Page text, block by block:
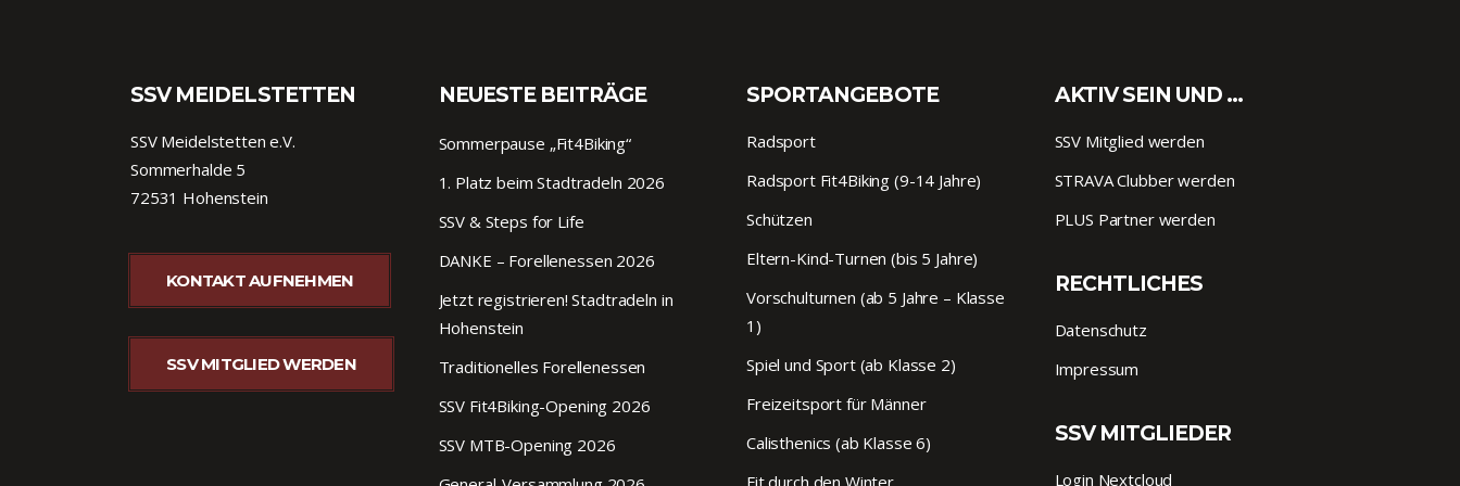
SSV MEIDELSTETTEN
SSV Meidelstetten e.V.
Sommerhalde 5
72531 Hohenstein
KONTAKT AUFNEHMEN
SSV MITGLIED WERDEN
NEUESTE BEITRÄGE
Sommerpause „Fit4Biking“
1. Platz beim Stadtradeln 2026
SSV & Steps for Life
DANKE – Forellenessen 2026
Jetzt registrieren! Stadtradeln in
Hohenstein
Traditionelles Forellenessen
SSV Fit4Biking-Opening 2026
SSV MTB-Opening 2026
SPORTANGEBOTE
Radsport
Radsport Fit4Biking (9-14 Jahre)
Schützen
Eltern-Kind-Turnen (bis 5 Jahre)
Vorschulturnen (ab 5 Jahre – Klasse
1)
Spiel und Sport (ab Klasse 2)
Freizeitsport für Männer
Calisthenics (ab Klasse 6)
AKTIV SEIN UND …
SSV Mitglied werden
STRAVA Clubber werden
PLUS Partner werden
RECHTLICHES
Datenschutz
Impressum
SSV MITGLIEDER
Login Nextcloud